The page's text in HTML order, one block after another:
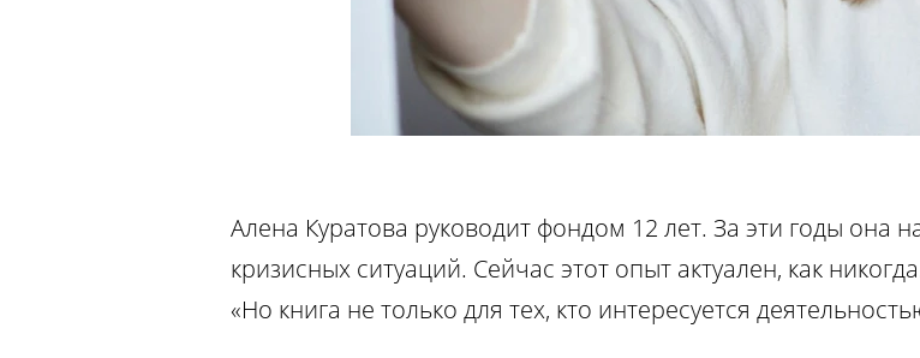
Алена Куратова руководит фондом 12 лет. За эти годы она
кризисных ситуаций. Сейчас этот опыт актуален, как
«Но книга не только для тех, кто интересуется